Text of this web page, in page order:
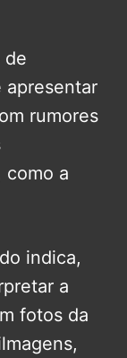
de
apresentar
rumores
como a
indica,
a
fotos da